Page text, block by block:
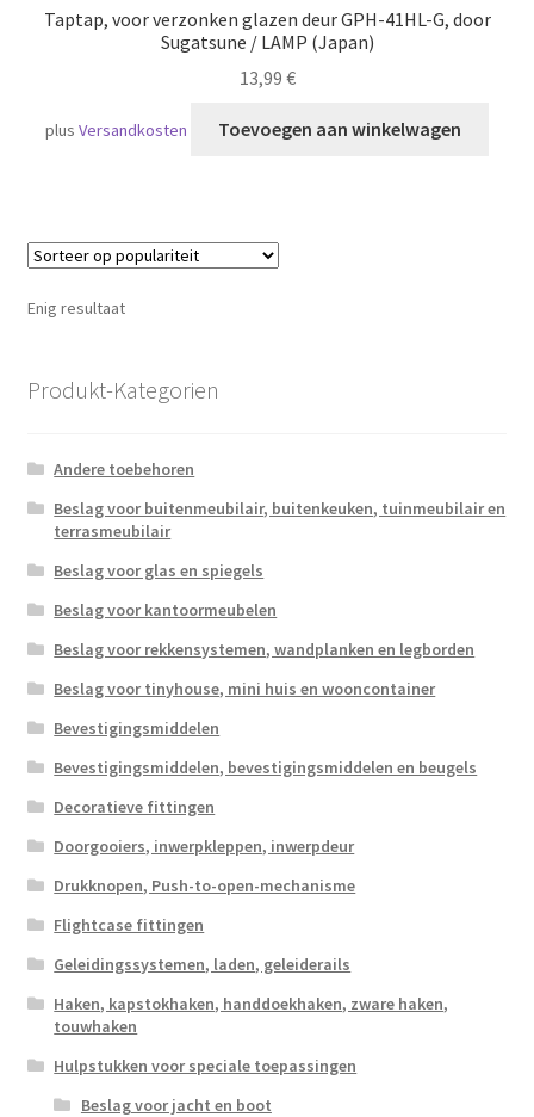
Taptap, voor verzonken glazen deur GPH-41HL-G, door
Sugatsune / LAMP (Japan)
13,99 €
plusVersandkosten Toevoegen aan winkelwagen
Enig resultaat
Produkt-Kategorien
Andere toebehoren
Beslag voor buitenmeubilair, buitenkeuken, tuinmeubilair en
terrasmeubilair
Beslag voor glas en spiegels
Beslag voor kantoormeubelen
Beslag voor rekkensystemen, wandplanken en legborden
Beslag voor tinyhouse, mini huis en wooncontainer
Bevestigingsmiddelen
Bevestigingsmiddelen, bevestigingsmiddelen en beugels
Decoratieve fittingen
Doorgooiers, inwerpkleppen, inwerpdeur
Drukknopen, Push-to-open-mechanisme
Flightcase fittingen
Geleidingssystemen, laden, geleiderails
Haken, kapstokhaken, handdoekhaken, zware haken,
touwhaken
Hulpstukken voor speciale toepassingen
Beslag voor jacht en boot